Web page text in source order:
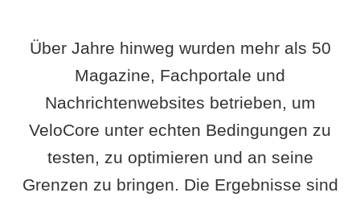
Über Jahre hinweg wurden mehr als 50
Magazine, Fachportale und
Nachrichtenwebsites betrieben, um
VeloCore unter echten Bedingungen zu
testen, zu optimieren und an seine
Grenzen zu bringen. Die Ergebnisse sind